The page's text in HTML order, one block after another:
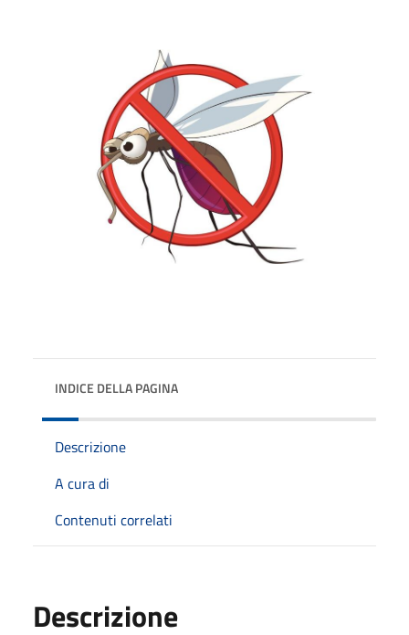
INDICE DELLA PAGINA
Descrizione
A cura di
Contenuti correlati
Descrizione